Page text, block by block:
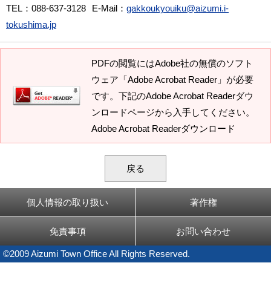
TEL ：088-637-3128 E-Mail ： gakkoukyouiku@aizumi.i-
tokushima.jp
PDFの閲覧にはAdobe社の無償のソフト
ウェア「Adobe Acrobat Reader」が必要
です。下記のAdobe Acrobat Readerダウ
ンロードページから入手してください。
Adobe Acrobat Readerダウンロード
戻る
個人情報の取り扱い 著作権
免責事項 お問い合わせ
©2009 Aizumi Town Office All Rights Reserved.